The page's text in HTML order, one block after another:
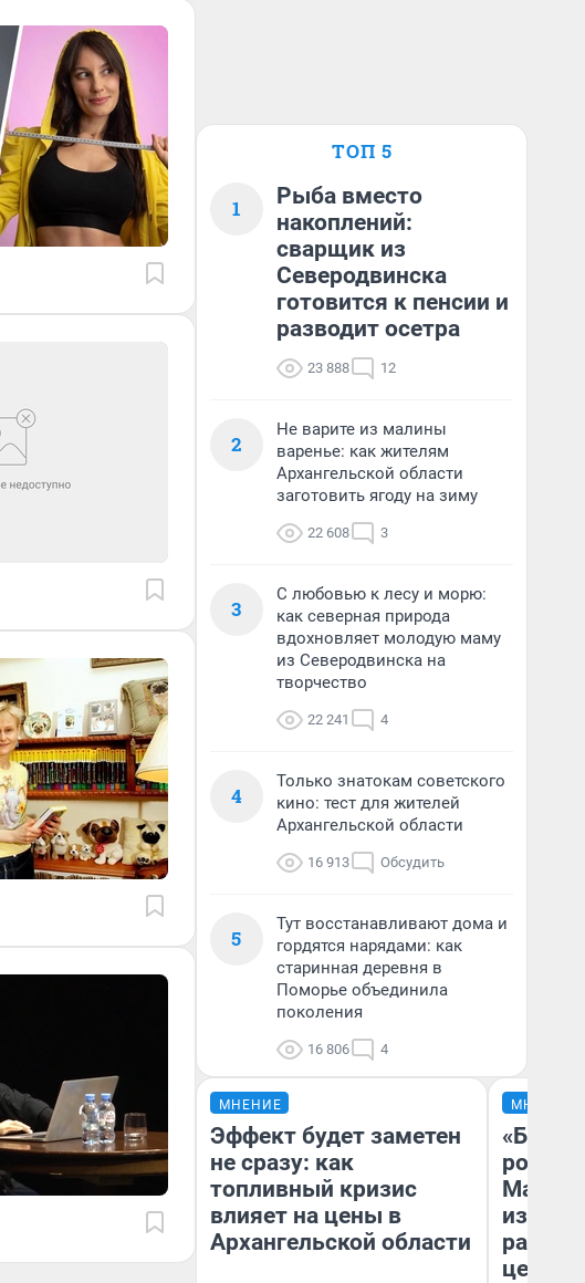
ТОП 5
1
Рыба вместо
накоплений:
сварщик из
Северодвинска
готовится к пенсии и
разводит осетра
23 888 12
2
Не варите из малины
варенье: как жителям
Архангельской области
заготовить ягоду на зиму
22 608 3
3
С любовью к лесу и морю:
как северная природа
вдохновляет молодую маму
из Северодвинска на
творчество
22 241 4
4
Только знатокам советского
кино: тест для жителей
Архангельской области
16 913 Обсудить
5
Тут восстанавливают дома и
гордятся нарядами: как
старинная деревня в
Поморье объединила
поколения
16 806 4
МНЕНИЕ
Эффект будет заметен
не сразу: как
топливный кризис
влияет на цены в
Архангельской области
МНЕНИЕ
из
церкви